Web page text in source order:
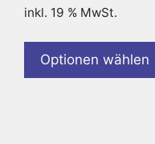
inkl. 19 % MwSt.
Optionen wählen